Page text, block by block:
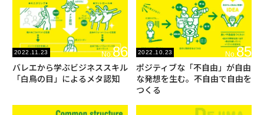
2022.11.23 No.86
バレエから学ぶビジネススキル
「白鳥の目」によるメタ認知
2022.10.23 No.85
ポジティブな「不自由」が自由
な発想を生む。不自由で自由を
つくる